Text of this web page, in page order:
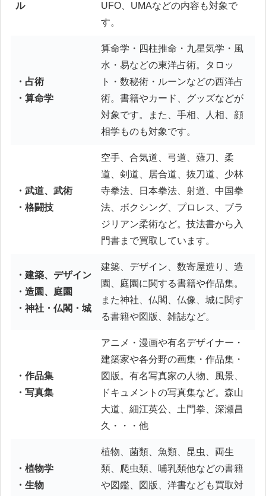
ル
UFO、UMAなどの内容も対象で
す。
・占術
・算命学
算命学・四柱推命・九星気学・風
水・易などの東洋占術。タロッ
ト・数秘術・ルーンなどの西洋占
術。書籍やカード、グッズなどが
対象です。また、手相、人相、顔
相学ものも対象です。
・武道、武術
・格闘技
空手、合気道、弓道、薙刀、柔
道、剣道、居合道、抜刀道、少林
寺拳法、日本拳法、射道、中国拳
法、ボクシング、プロレス、ブラ
ジリアン柔術など。技法書から入
門書まで買取しています。
・建築、デザイン
・造園、庭園
・神社・仏閣・城
建築、デザイン、数寄屋造り、造
園、庭園に関する書籍や作品集。
また神社、仏閣、仏像、城に関す
る書籍や図版、雑誌など。
・作品集
・写真集
アニメ・漫画や有名デザイナー・
建築家や各分野の画集・作品集・
図版。有名写真家の人物、風景、
ドキュメントの写真集など。森山
大道、細江英公、土門拳、深瀬昌
久・・・他
・植物学
・生物
植物、菌類、魚類、昆虫、両生
類、爬虫類、哺乳類他などの書籍
や図鑑、図版、洋書なども買取対